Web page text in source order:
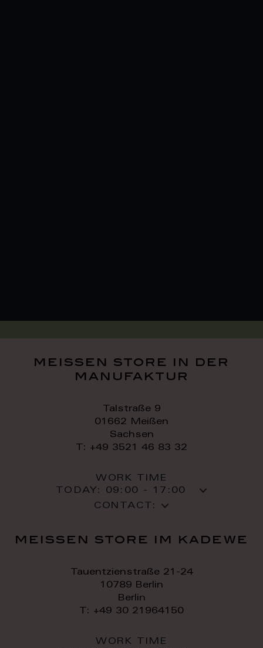
meissen store in der
manufaktur
Talstraße 9
01662 Meißen
Sachsen
T: +49 3521 46 83 32
WORK TIME
TODAY: 09:00 - 17:00
CONTACT:
meissen store im kadewe
Tauentzienstraße 21-24
10789 Berlin
Berlin
T: +49 30 21964150
WORK TIME